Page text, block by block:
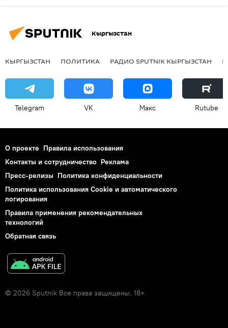
Кыргызстан
КЫРГЫЗСТАН ПОЛИТИКА РАДИО SPUTNIK КЫРГЫЗСТАН
Telegram VK Макс Rutube
О проекте Правила использования
Контакты и сотрудничество Реклама
Пресс-релизы Политика конфиденциальности
Политика использования Cookie и автоматического
логирования
Правила применения рекомендательных
технологий
Обратная связь
© 2026 Sputnik Все права защищены. 18+